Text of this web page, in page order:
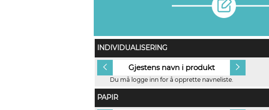
INDIVIDUALISERING
Gjestens navn i produkt
Du må logge inn for å opprette navneliste.
PAPIR